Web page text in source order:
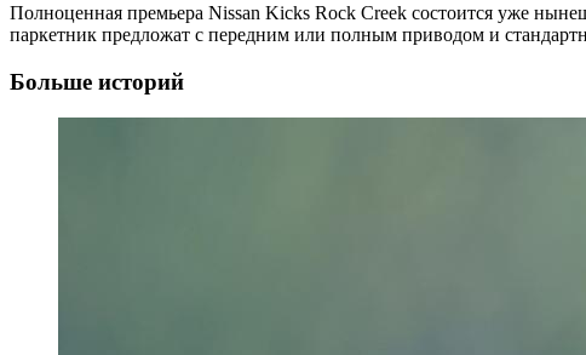
Полноценная премьера Nissan Kicks Rock Creek состоится уже
паркетник предложат с передним или полным приводом и
Больше историй